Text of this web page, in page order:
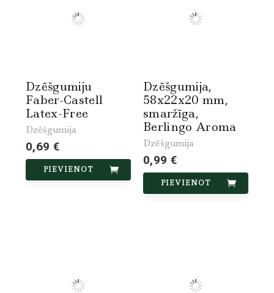
Dzēšgumiju
Faber-Castell
Latex-Free
Dzēšgumija
0,69 €
PIEVIENOT
Dzēšgumija,
58x22x20 mm,
smaržīga,
Berlingo Aroma
Dzēšgumija
0,99 €
PIEVIENOT